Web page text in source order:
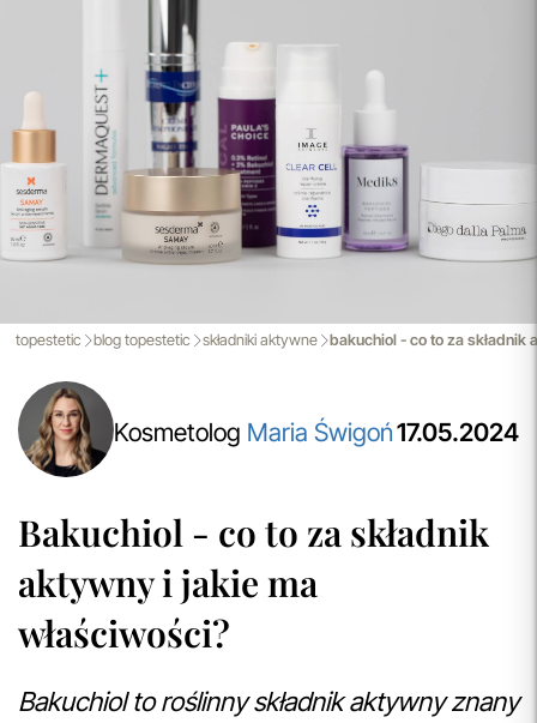
Aktualizacja Regulaminów
Zmiany obowiązują od 27.04.2026.
Korzystanie ze Sklepu Internetowego lub Konta po tym
terminie oznacza akceptację wprowadzonych zmian.
przeczytaj więcej
Darmowa Dostawa i Zwrot
Naszym celem jest zapewnienie błyskawicznej i
efektywnej realizacji zamówień w naszym sklepie. Dzięki
nowoczesnemu magazynowi oraz zaawansowanym
technologicznie systemom IT, zamówienia są zazwyczaj
momentu złożenia.
przeczytaj więcej
topestetic blog topestetic składniki aktywne bakuchiol - co to za składnik
Kosmetolog Maria Świgoń17.05.2024
Bakuchiol - co to za składnik
aktywny i jakie ma
właściwości?
Bakuchiol to roślinny składnik aktywny znany